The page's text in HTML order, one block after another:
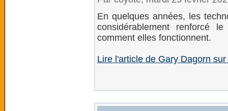
En quelques années, les
considérablement renforcé
comment elles fonctionnent.
Lire l'article de Gary Dagorn